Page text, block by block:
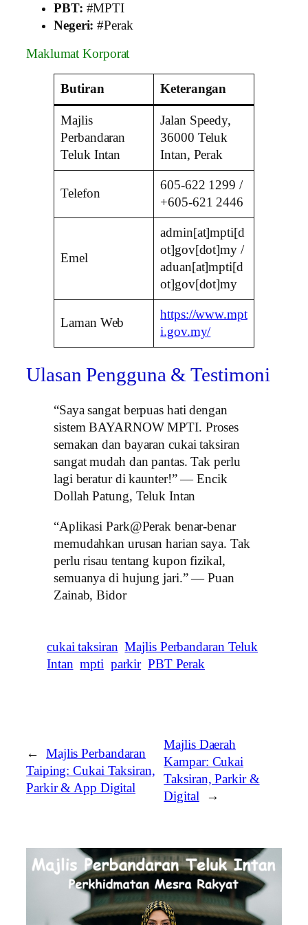
PBT: #MPTI
Negeri: #Perak
Maklumat Korporat
Butiran Keterangan
Majlis
Perbandaran
Teluk Intan
Jalan Speedy,
36000 Teluk
Intan, Perak
Telefon
605-622 1299 /
+605-621 2446
Emel
admin[at]mpti[d
ot]gov[dot]my /
aduan[at]mpti[d
ot]gov[dot]my
Laman Web
https://www.mpt
i.gov.my/
Ulasan Pengguna & Testimoni
“Saya sangat berpuas hati dengan
sistem BAYARNOW MPTI. Proses
semakan dan bayaran cukai taksiran
sangat mudah dan pantas. Tak perlu
lagi beratur di kaunter!” — Encik
Dollah Patung, Teluk Intan
“Aplikasi Park@Perak benar-benar
memudahkan urusan harian saya. Tak
perlu risau tentang kupon fizikal,
semuanya di hujung jari.” — Puan
Zainab, Bidor
cukai taksiran Majlis Perbandaran Teluk
Intan mpti parkir PBT Perak
←
Majlis Perbandaran
Taiping: Cukai Taksiran,
Parkir & App Digital
Majlis Daerah
Kampar: Cukai
Taksiran, Parkir &
Digital
→